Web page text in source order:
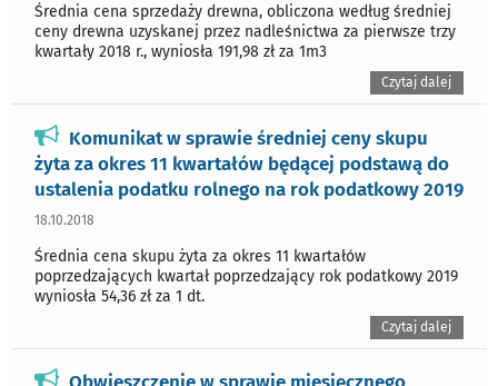
Średnia cena sprzedaży drewna, obliczona według średniej
ceny drewna uzyskanej przez nadleśnictwa za pierwsze trzy
kwartały 2018 r., wyniosła 191,98 zł za 1m3
Czytaj dalej
Komunikat w sprawie średniej ceny skupu
żyta za okres 11 kwartałów będącej podstawą do
ustalenia podatku rolnego na rok podatkowy 2019
18.10.2018
Średnia cena skupu żyta za okres 11 kwartałów
poprzedzających kwartał poprzedzający rok podatkowy 2019
wyniosła 54,36 zł za 1 dt.
Czytaj dalej